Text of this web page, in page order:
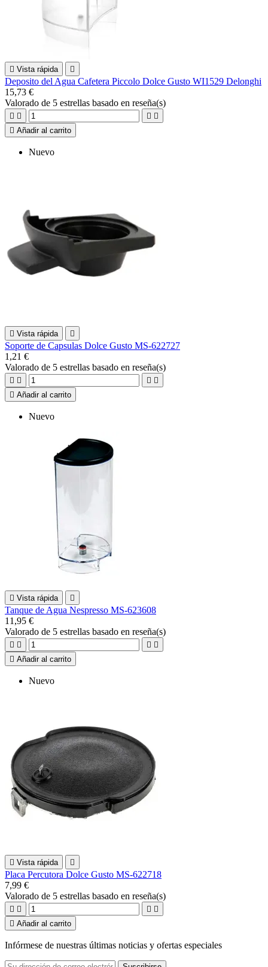
 Vista rápida 
Deposito del Agua Cafetera Piccolo Dolce Gusto WI1529 Delonghi
15,73 €
Valorado de 5 estrellas basado en reseña(s)
   
 Añadir al carrito
Nuevo
 Vista rápida 
Soporte de Capsulas Dolce Gusto MS-622727
1,21 €
Valorado de 5 estrellas basado en reseña(s)
   
 Añadir al carrito
Nuevo
 Vista rápida 
Tanque de Agua Nespresso MS-623608
11,95 €
Valorado de 5 estrellas basado en reseña(s)
   
 Añadir al carrito
Nuevo
 Vista rápida 
Placa Percutora Dolce Gusto MS-622718
7,99 €
Valorado de 5 estrellas basado en reseña(s)
   
 Añadir al carrito
Infórmese de nuestras últimas noticias y ofertas especiales